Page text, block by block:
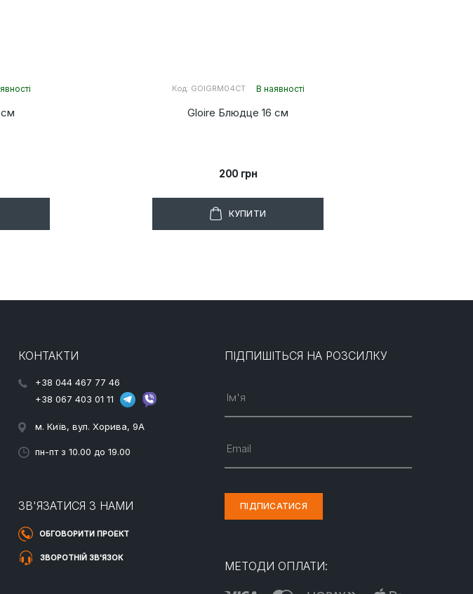
Код: GOIGRM04CT В наявності
Gloire Блюдце 16 см
200 грн
КУПИТИ
КОНТАКТИ
+38 044 467 77 46
+38 067 403 01 11
м. Київ, вул. Хорива, 9A
пн-пт з 10.00 до 19.00
ЗВ'ЯЗАТИСЯ З НАМИ
ОБГОВОРИТИ ПРОЕКТ
ЗВОРОТНІЙ ЗВ'ЯЗОК
ПІДПИШІТЬСЯ НА РОЗСИЛКУ
Ім'я
Email
ПІДПИСАТИСЯ
МЕТОДИ ОПЛАТИ: